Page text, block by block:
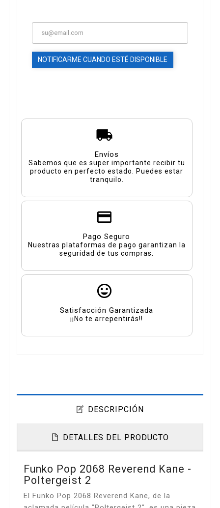
NOTIFICARME CUANDO ESTÉ DISPONIBLE
Envíos
Sabemos que es super importante recibir tu
producto en perfecto estado. Puedes estar
tranquilo.
Pago Seguro
Nuestras plataformas de pago garantizan la
seguridad de tus compras.
Satisfacción Garantizada
¡¡No te arrepentirás!!
DESCRIPCIÓN
DETALLES DEL PRODUCTO
Funko Pop 2068 Reverend Kane -
Poltergeist 2
El Funko Pop 2068 Reverend Kane, de la